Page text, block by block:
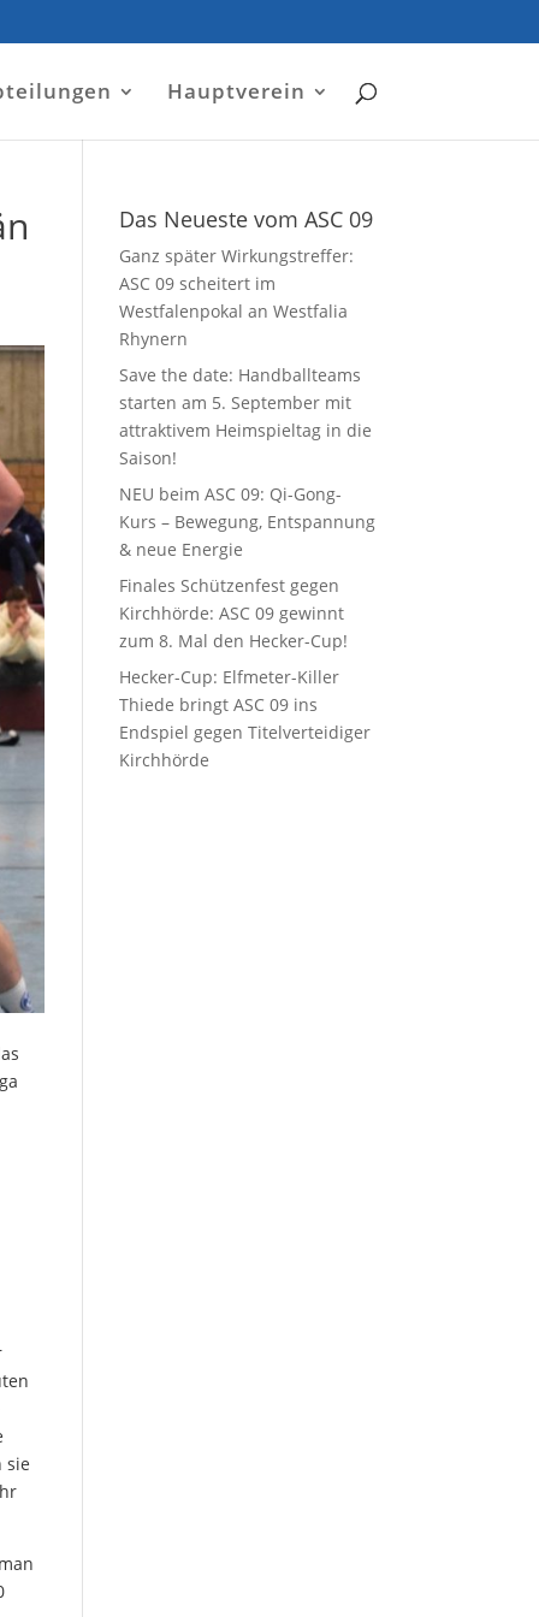
Hauptverein
sie
Das Neueste vom ASC 09
Ganz später Wirkungstreffer:
ASC 09 scheitert im
Westfalenpokal an Westfalia
Rhynern
Save the date: Handballteams
starten am 5. September mit
attraktivem Heimspieltag in die
Saison!
NEU beim ASC 09: Qi-Gong-
Kurs – Bewegung, Entspannung
& neue Energie
Finales Schützenfest gegen
Kirchhörde: ASC 09 gewinnt
zum 8. Mal den Hecker-Cup!
Hecker-Cup: Elfmeter-Killer
Thiede bringt ASC 09 ins
Endspiel gegen Titelverteidiger
Kirchhörde